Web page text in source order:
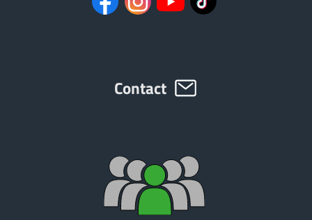
Contact